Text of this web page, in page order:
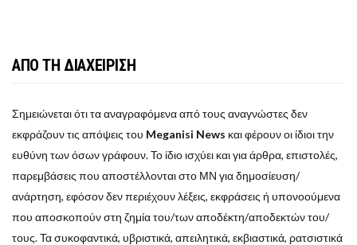
ΑΠΟ ΤΗ ΔΙΑΧΕΙΡΙΣΗ
Σημειώνεται ότι τα αναγραφόμενα από τους αναγνώστες δεν
εκφράζουν τις απόψεις του Meganisi News και φέρουν οι ίδιοι την
ευθύνη των όσων γράφουν. Το ίδιο ισχύει και για άρθρα, επιστολές,
παρεμβάσεις που αποστέλλονται στο ΜΝ για δημοσίευση/
ανάρτηση, εφόσον δεν περιέχουν λέξεις, εκφράσεις ή υπονοούμενα
που αποσκοπούν στη ζημία του/των αποδέκτη/αποδεκτών του/
τους. Τα συκοφαντικά, υβριστικά, απειλητικά, εκβιαστικά, ρατσιστικά